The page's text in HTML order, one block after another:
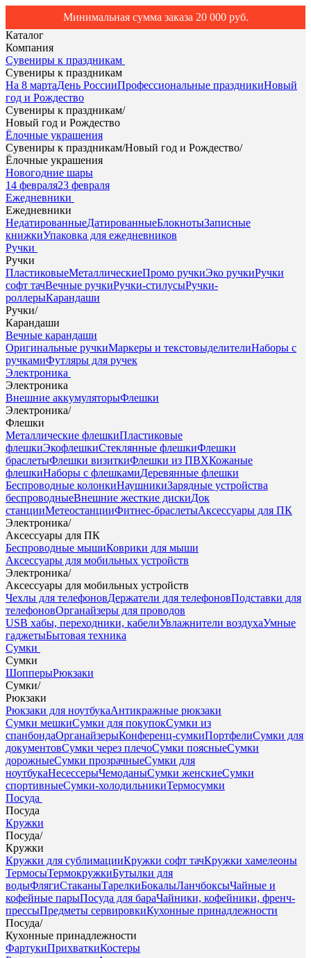
Минимальная сумма заказа 20 000 руб.
Каталог
Компания
Сувениры к праздникам
Сувениры к праздникам
На 8 мартаДень РоссииПрофессиональные праздникиНовый
год и Рождество
Сувениры к праздникам/
Новый год и Рождество
Ёлочные украшения
Сувениры к праздникам/Новый год и Рождество/
Ёлочные украшения
Новогодние шары
14 февраля23 февраля
Ежедневники
Ежедневники
НедатированныеДатированныеБлокнотыЗаписные
книжкиУпаковка для ежедневников
Ручки
Ручки
ПластиковыеМеталлическиеПромо ручкиЭко ручкиРучки
софт тачВечные ручкиРучки-стилусыРучки-
роллерыКарандаши
Ручки/
Карандаши
Вечные карандаши
Оригинальные ручкиМаркеры и текстовыделителиНаборы с
ручкамиФутляры для ручек
Электроника
Электроника
Внешние аккумуляторыФлешки
Электроника/
Флешки
Металлические флешкиПластиковые
флешкиЭкофлешкиСтеклянные флешкиФлешки
браслетыФлешки визиткиФлешки из ПВХКожаные
флешкиНаборы с флешкамиДеревянные флешки
Беспроводные колонкиНаушникиЗарядные устройства
беспроводныеВнешние жесткие дискиДок
станцииМетеостанцииФитнес-браслетыАксессуары для ПК
Электроника/
Аксессуары для ПК
Беспроводные мышиКоврики для мыши
Аксессуары для мобильных устройств
Электроника/
Аксессуары для мобильных устройств
Чехлы для телефоновДержатели для телефоновПодставки для
телефоновОрганайзеры для проводов
USB хабы, переходники, кабелиУвлажнители воздухаУмные
гаджетыБытовая техника
Сумки
Сумки
ШопперыРюкзаки
Сумки/
Рюкзаки
Рюкзаки для ноутбукаАнтикражные рюкзаки
Сумки мешкиСумки для покупокСумки из
спанбондаОрганайзерыКонференц-сумкиПортфелиСумки для
документовСумки через плечоСумки поясныеСумки
дорожныеСумки прозрачныеСумки для
ноутбукаНесессерыЧемоданыСумки женскиеСумки
спортивныеСумки-холодильникиТермосумки
Посуда
Посуда
Кружки
Посуда/
Кружки
Кружки для сублимацииКружки софт тачКружки хамелеоны
ТермосыТермокружкиБутылки для
водыФлягиСтаканыТарелкиБокалыЛанчбоксыЧайные и
кофейные парыПосуда для бараЧайники, кофейники, френч-
прессыПредметы сервировкиКухонные принадлежности
Посуда/
Кухонные принадлежности
ФартукиПрихваткиКостеры